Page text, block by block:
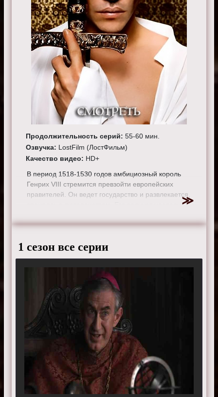
Продолжительность серий: 55-60 мин.
Озвучка: LostFilm (ЛостФильм)
Качество видео: HD+
В период 1518-1530 годов амбициозный король
Генрих VIII стремится превзойти европейских
правителей. Он ведет государство и развлекается,
сражаясь с лютеранством. Его волнует наследие
От брака с Катериной Арагонской у него остается
детстве. Желая мужского наследника, Генрих
решает развестись и жениться на Анне Болейн.
Джереми Подесва, Колм Маккарти,
Киаран Доннелли, Дирбла Уолш и Джон Эмиел.
Актеры:
Джейми Томас Кинг, Натали Дормер,
Джонатан Рис-Майерc, Аннабелль Уоллис, Джереми
Нортэм, Сэм Нилл, Мария Дойл-Кеннеди, Анита
Брием, Алан Ван Спрэнг, Каллум Блу, Генри Кавилл
и Генри Черни.
Смотреть 1 сезон «
Тюдоры» бесплатно, в хорошем
качестве, на телефоне, планшете, пк или
телевизоре.
1 сезон все серии